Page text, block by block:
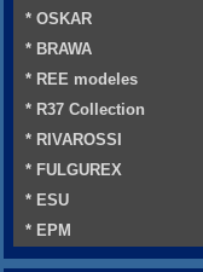
* OSKAR
* BRAWA
* REE modeles
* R37 Collection
* RIVAROSSI
* FULGUREX
* ESU
* EPM